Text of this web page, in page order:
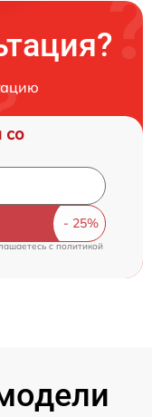
со
c политикой